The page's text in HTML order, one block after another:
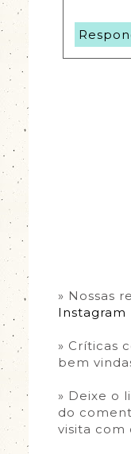
» Nossas
Instagram
» Críticas
bem
» Deixe o
do
visita com